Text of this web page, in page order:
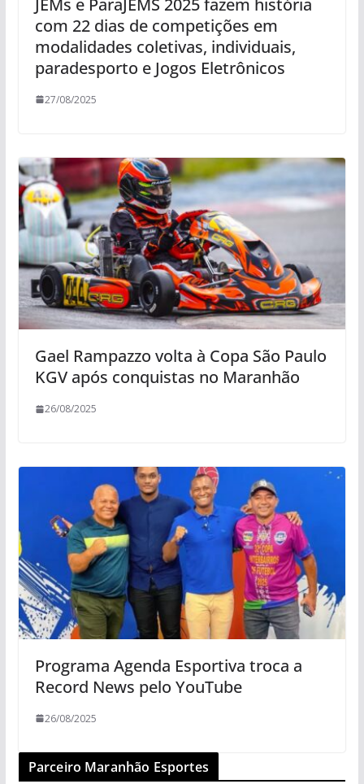
com 22 dias de competições em
modalidades coletivas, individuais,
paradesporto e Jogos Eletrônicos
27/08/2025
Gael Rampazzo volta à Copa São Paulo
KGV após conquistas no Maranhão
26/08/2025
Programa Agenda Esportiva troca a
Record News pelo YouTube
26/08/2025
Parceiro Maranhão Esportes